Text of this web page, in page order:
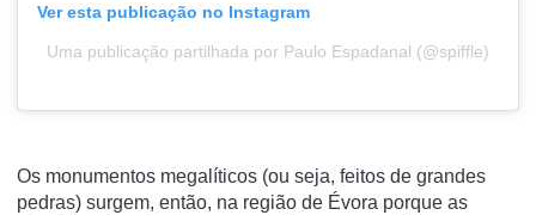
Ver esta publicação no Instagram
Uma publicação partilhada por Paulo Espadanal (@spiffle)
Os monumentos megalíticos (ou seja, feitos de grandes
pedras) surgem, então, na região de Évora porque as